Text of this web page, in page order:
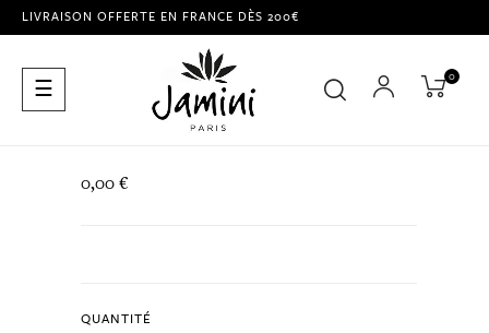
LIVRAISON OFFERTE EN FRANCE DÈS 200€
Basculer
la
☰ 0
0,00 €
QUANTITÉ